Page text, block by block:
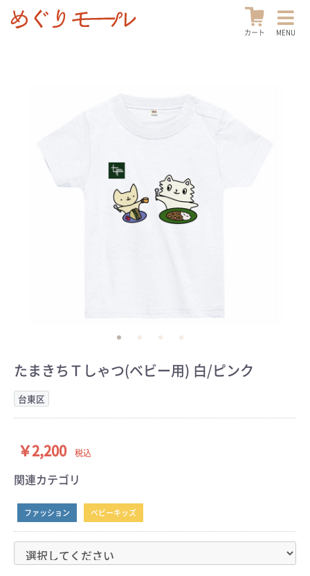
カート MENU
たまきちＴしゃつ(ベビー用) 白/ピンク
台東区
￥2,200 税込
関連カテゴリ
ファッション ベビーキッズ